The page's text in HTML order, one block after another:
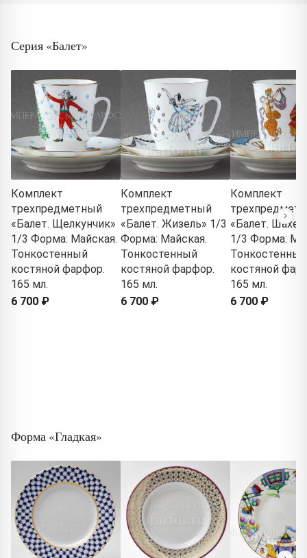
Серия «Балет»
Комплект
трехпредметный
«Балет. Щелкунчик»
1/3 Форма: Майская.
Тонкостенный
костяной фарфор.
165 мл.
6 700 ₽
Комплект
трехпредметный
«Балет. Жизель» 1/3
Форма: Майская.
Тонкостенный
костяной фарфор.
165 мл.
6 700 ₽
Комплект
«Балет.
1/3 Форма:
Тонкостенный
костяной
165 мл.
6 700 ₽
Форма «Гладкая»